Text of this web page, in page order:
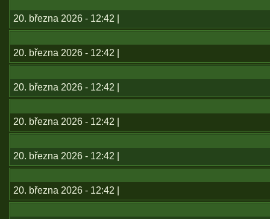
20. března 2026 - 12:42 |
20. března 2026 - 12:42 |
20. března 2026 - 12:42 |
20. března 2026 - 12:42 |
20. března 2026 - 12:42 |
20. března 2026 - 12:42 |